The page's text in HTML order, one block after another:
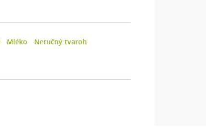
Mléko
Netučný tvaroh